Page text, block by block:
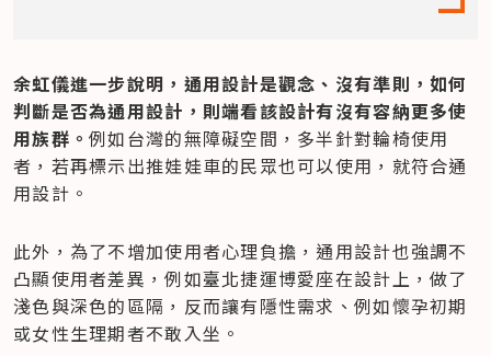
余虹儀進一步說明，通用設計是觀念、沒有準則，如何
判斷是否為通用設計，則端看該設計有沒有容納更多使
用族群。例如台灣的無障礙空間，多半針對輪椅使用
者，若再標示出推娃娃車的民眾也可以使用，就符合通
用設計。
此外，為了不增加使用者心理負擔，通用設計也強調不
凸顯使用者差異，例如臺北捷運博愛座在設計上，做了
淺色與深色的區隔，反而讓有隱性需求、例如懷孕初期
或女性生理期者不敢入坐。